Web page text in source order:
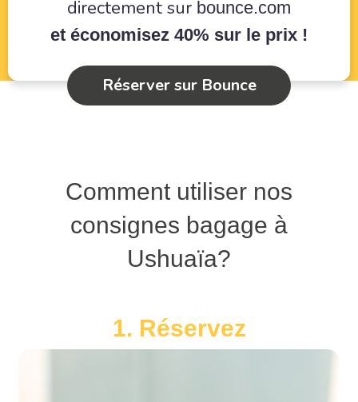
directement sur bounce.com
et économisez 40% sur le prix !
Réserver sur Bounce
Comment utiliser nos
consignes bagage à
Ushuaïa?
1. Réservez